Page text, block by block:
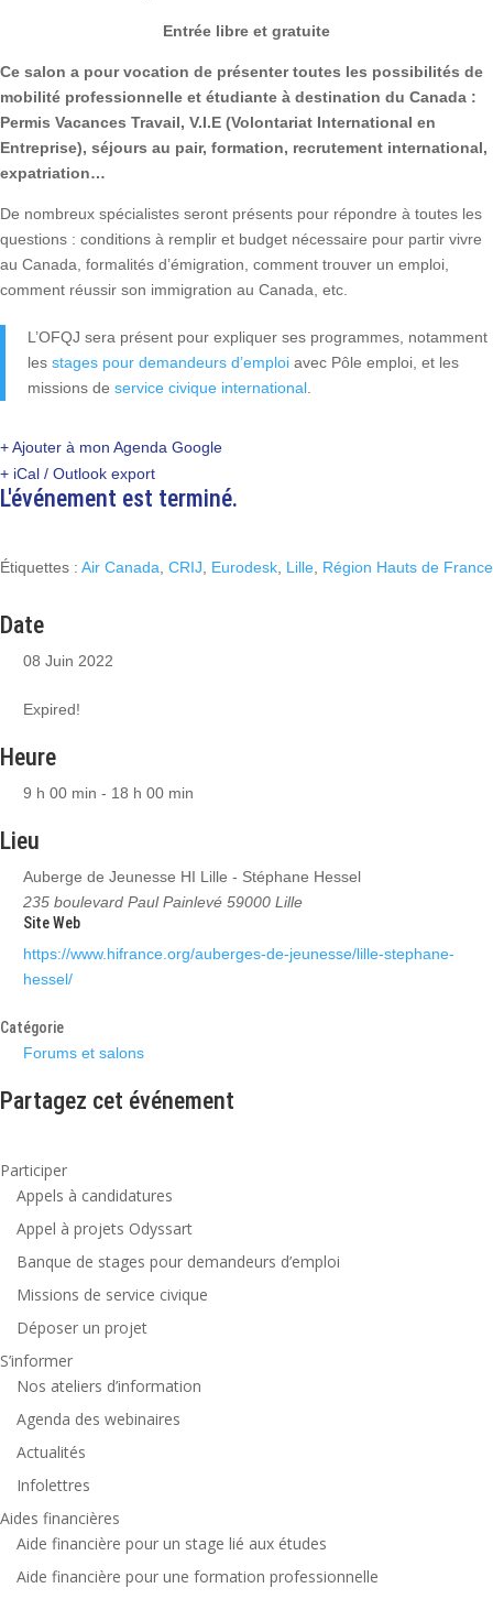
Entrée libre et gratuite
Ce salon a pour vocation de présenter toutes les possibilités de
mobilité professionnelle et étudiante à destination du Canada :
Permis Vacances Travail, V.I.E (Volontariat International en
Entreprise), séjours au pair, formation, recrutement international,
expatriation…
De nombreux spécialistes seront présents pour répondre à toutes les
questions : conditions à remplir et budget nécessaire pour partir vivre
au Canada, formalités d’émigration, comment trouver un emploi,
comment réussir son immigration au Canada, etc.
L’OFQJ sera présent pour expliquer ses programmes, notamment
les stages pour demandeurs d’emploi avec Pôle emploi, et les
missions de service civique international
+ Ajouter à mon Agenda Google
+ iCal / Outlook export
L'événement est terminé.
Étiquettes : Air Canada CRIJ Eurodesk Lille Région Hauts de France
Date
08 Juin 2022
Expired!
Heure
9 h 00 min - 18 h 00 min
Lieu
Auberge de Jeunesse HI Lille - Stéphane Hessel
235 boulevard Paul Painlevé 59000 Lille
Site Web
https://www.hifrance.org/auberges-de-jeunesse/lille-stephane-
hessel/
Catégorie
Forums et salons
Partagez cet événement
Participer
Appels à candidatures
Appel à projets Odyssart
Banque de stages pour demandeurs d’emploi
Missions de service civique
Déposer un projet
S’informer
Nos ateliers d’information
Agenda des webinaires
Actualités
Infolettres
Aides financières
Aide financière pour un stage lié aux études
Aide financière pour une formation professionnelle